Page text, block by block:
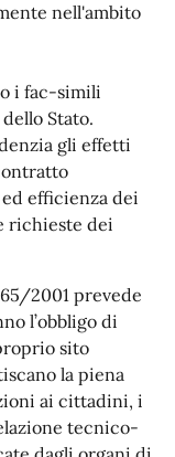
nell'ambito
i fac-simili
Stato.
gli effetti
efficienza dei
richieste dei
2001 prevede
l’obbligo di
sito
la piena
ai cittadini, i
tecnico-